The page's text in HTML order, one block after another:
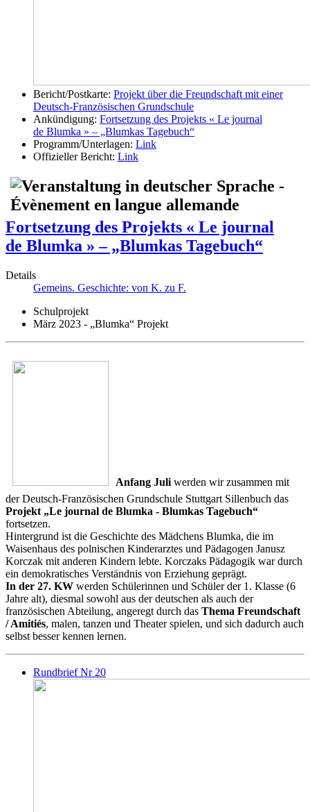
Bericht/Postkarte: Projekt über die Freundschaft mit einer
Deutsch-Französischen Grundschule
Ankündigung: Fortsetzung des Projekts « Le journal
de Blumka » – „Blumkas Tagebuch“
Programm/Unterlagen: Link
Offizieller Bericht: Link
Fortsetzung des Projekts « Le journal
de Blumka » – „Blumkas Tagebuch“
Details
Gemeins. Geschichte: von K. zu F.
Schulprojekt
März 2023 - „Blumka“ Projekt
Anfang Juli werden wir zusammen mit
der Deutsch-Französischen Grundschule Stuttgart Sillenbuch das
Projekt „Le journal de Blumka - Blumkas Tagebuch“
fortsetzen.
Hintergrund ist die Geschichte des Mädchens Blumka, die im
Waisenhaus des polnischen Kinderarztes und Pädagogen Janusz
Korczak mit anderen Kindern lebte. Korczaks Pädagogik war durch
ein demokratisches Verständnis von Erziehung geprägt.
In der 27. KW werden Schülerinnen und Schüler der 1. Klasse (6
Jahre alt), diesmal sowohl aus der deutschen als auch der
französischen Abteilung, angeregt durch das Thema Freundschaft
/ Amitiés, malen, tanzen und Theater spielen, und sich dadurch auch
selbst besser kennen lernen.
Rundbrief Nr 20